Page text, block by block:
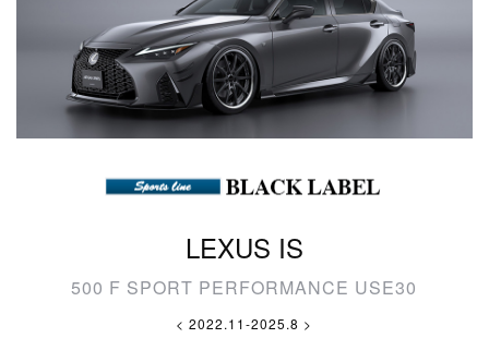
LEXUS IS
500 F SPORT PERFORMANCE USE30
< 2022.11-2025.8 >